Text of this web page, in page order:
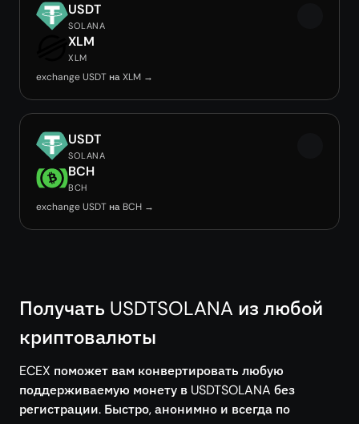
USDT
SOLANA
XLM
XLM
exchange USDT на XLM →
USDT
SOLANA
BCH
BCH
exchange USDT на BCH →
Получать USDTSOLANA из любой
криптовалюты
ECEX поможет вам конвертировать любую
поддерживаемую монету в USDTSOLANA без
регистрации. Быстро, анонимно и всегда по